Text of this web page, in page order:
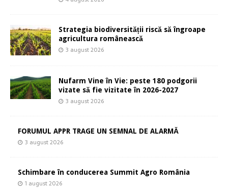
Strategia biodiversității riscă să îngroape
agricultura românească
3 august 2026
Nufarm Vine în Vie: peste 180 podgorii
vizate să fie vizitate în 2026-2027
3 august 2026
FORUMUL APPR TRAGE UN SEMNAL DE ALARMĂ
3 august 2026
Schimbare în conducerea Summit Agro România
1 august 2026